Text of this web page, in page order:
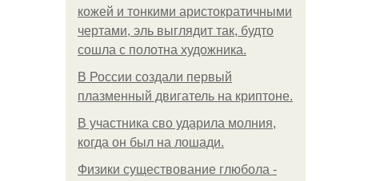
кожей и тонкими аристократичными
чертами, эль выглядит так, будто
сошла с полотна художника.
В России создали первый
плазменный двигатель на криптоне.
В участника сво ударила молния,
когда он был на лошади.
Физики существование глюбола -